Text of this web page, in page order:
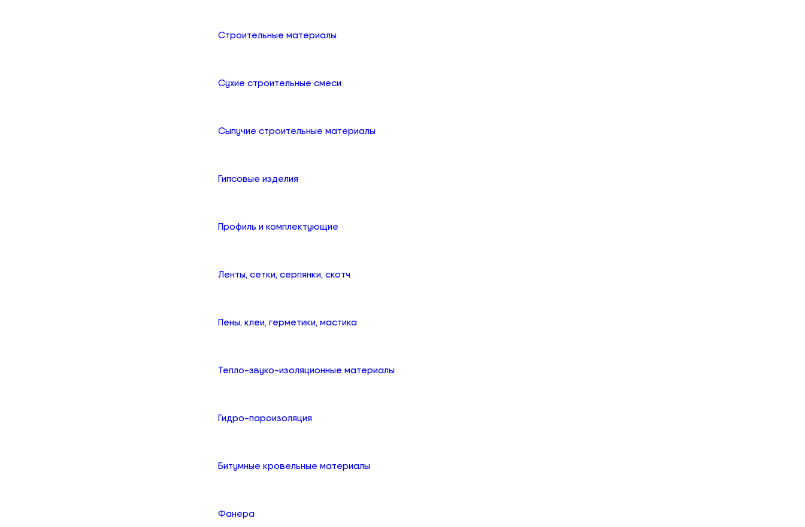
Строительные материалы
Сухие строительные смеси
Сыпучие строительные материалы
Гипсовые изделия
Профиль и комплектующие
Ленты, сетки, серпянки, скотч
Пены, клеи, герметики, мастика
Тепло-звуко-изоляционные материалы
Гидро-пароизоляция
Битумные кровельные материалы
Фанера